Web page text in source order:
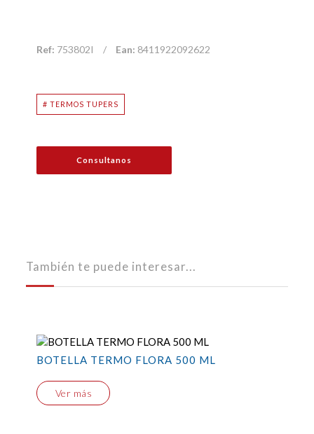
Ref: 753802I / Ean: 8411922092622
# TERMOS TUPERS
Consultanos
También te puede interesar...
BOTELLA TERMO FLORA 500 ML
Ver más